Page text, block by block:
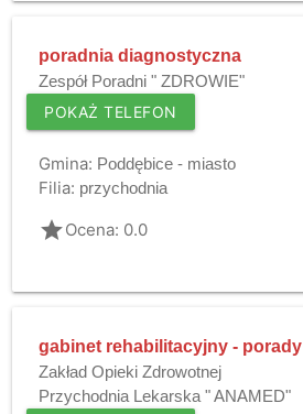
poradnia diagnostyczna
Zespół Poradni " ZDROWIE"
POKAŻ TELEFON
Gmina: Poddębice - miasto
Filia: przychodnia
gradeOcena: 0.0
gabinet rehabilitacyjny - porady
Zakład Opieki Zdrowotnej
Przychodnia Lekarska " ANAMED"